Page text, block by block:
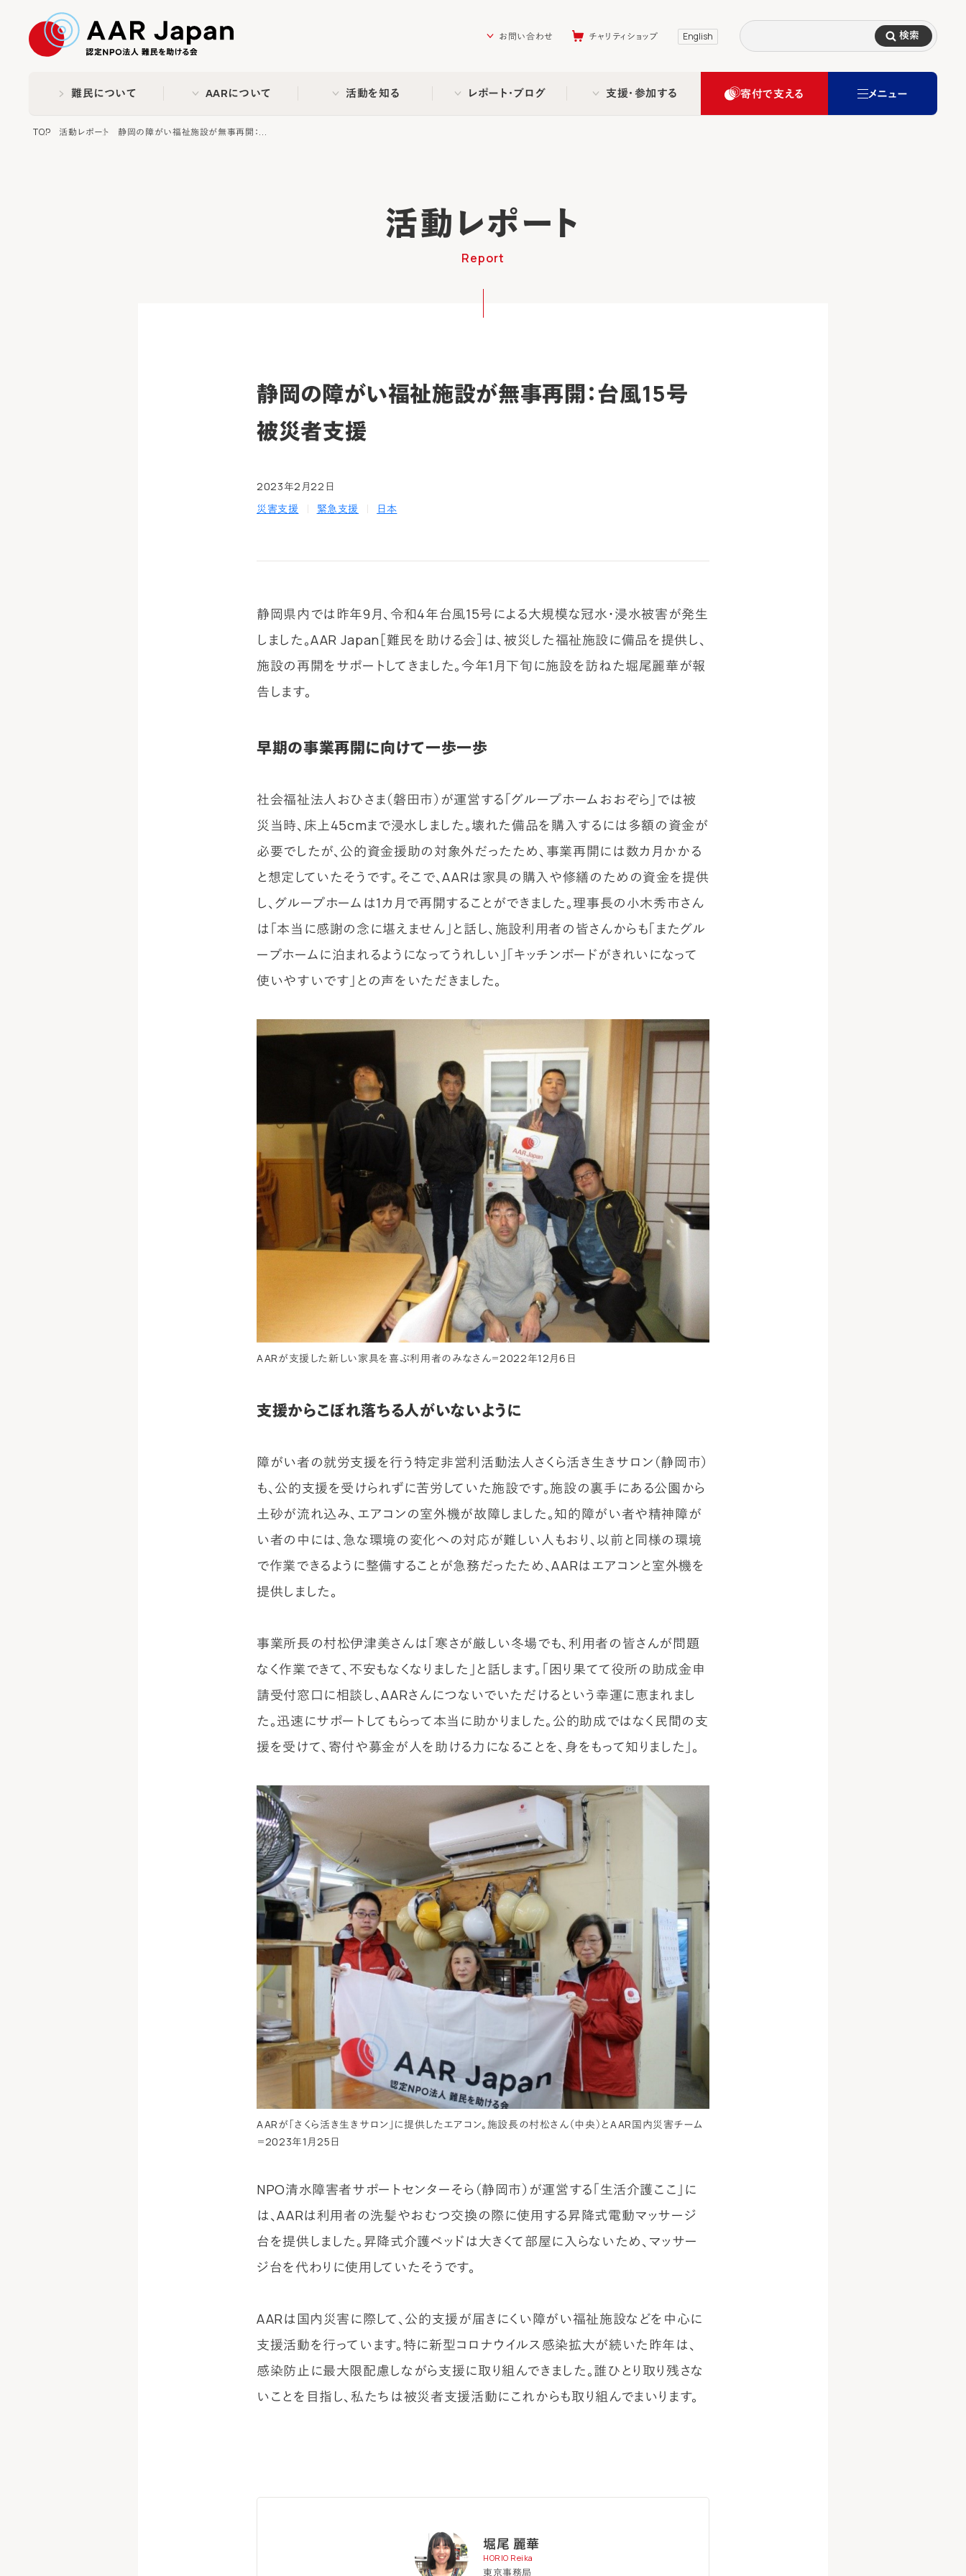
お問い合わせ
チャリティショップ English 検索
難民について AARについて 活動を知る レポート・ブログ 支援・参加する 寄付で支える メニュー
TOP 活動レポート 静岡の障がい福祉施設が無事再開：...
活動レポート
Report
静岡の障がい福祉施設が無事再開：台風15号
被災者支援
2023年2月22日
災害支援
緊急支援 日本
静岡県内では昨年9月、令和4年台風15号による大規模な冠水・浸水被害が発生
しました。AAR Japan［難民を助ける会］は、被災した福祉施設に備品を提供し、
施設の再開をサポートしてきました。今年1月下旬に施設を訪ねた堀尾麗華が報
告します。
早期の事業再開に向けて一歩一歩
社会福祉法人おひさま（磐田市）が運営する「グループホームおおぞら」では被
災当時、床上45cmまで浸水しました。壊れた備品を購入するには多額の資金が
必要でしたが、公的資金援助の対象外だったため、事業再開には数カ月かかる
と想定していたそうです。そこで、AARは家具の購入や修繕のための資金を提供
し、グループホームは1カ月で再開することができました。理事長の小木秀市さん
は「本当に感謝の念に堪えません」と話し、施設利用者の皆さんからも「またグル
ープホームに泊まれるようになってうれしい」「キッチンボードがきれいになって
使いやすいです」との声をいただきました。
AARが支援した新しい家具を喜ぶ利用者のみなさん＝2022年12月6日
支援からこぼれ落ちる人がいないように
障がい者の就労支援を行う特定非営利活動法人さくら活き生きサロン（静岡市）
も、公的支援を受けられずに苦労していた施設です。施設の裏手にある公園から
土砂が流れ込み、エアコンの室外機が故障しました。知的障がい者や精神障が
い者の中には、急な環境の変化への対応が難しい人もおり、以前と同様の環境
で作業できるように整備することが急務だったため、AARはエアコンと室外機を
提供しました。
事業所長の村松伊津美さんは「寒さが厳しい冬場でも、利用者の皆さんが問題
なく作業できて、不安もなくなりました」と話します。「困り果てて役所の助成金申
請受付窓口に相談し、AARさんにつないでいただけるという幸運に恵まれまし
た。迅速にサポートしてもらって本当に助かりました。公的助成ではなく民間の支
援を受けて、寄付や募金が人を助ける力になることを、身をもって知りました」。
AARが「さくら活き生きサロン」に提供したエアコン。施設長の村松さん（中央）とAAR国内災害チーム
＝2023年1月25日
NPO清水障害者サポートセンターそら（静岡市）が運営する「生活介護ここ」に
は、AARは利用者の洗髪やおむつ交換の際に使用する昇降式電動マッサージ
台を提供しました。昇降式介護ベッドは大きくて部屋に入らないため、マッサー
ジ台を代わりに使用していたそうです。
AARは国内災害に際して、公的支援が届きにくい障がい福祉施設などを中心に
支援活動を行っています。特に新型コロナウイルス感染拡大が続いた昨年は、
感染防止に最大限配慮しながら支援に取り組んできました。誰ひとり取り残さな
いことを目指し、私たちは被災者支援活動にこれからも取り組んでまいります。
堀尾 麗華
HORIO Reika
東京事務局